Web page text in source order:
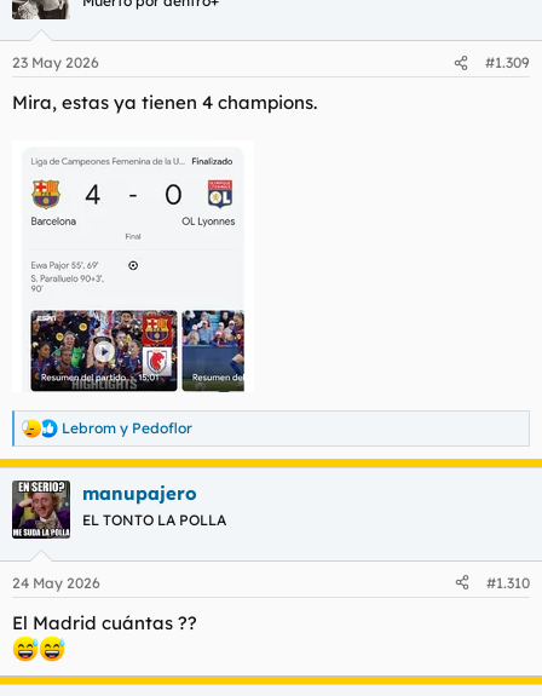
23 May 2026 #1.309
Mira, estas ya tienen 4 champions.
R
e
a
c
c
i
e
:
Lebrom y Pedoflor
manupajero
EL TONTO LA POLLA
24 May 2026 #1.310
El Madrid cuántas ??